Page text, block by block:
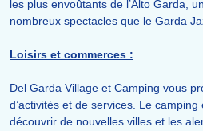
les plus envoûtants de l’Alto Garda,
nombreux spectacles que le Garda
Loisirs et commerces :
Del Garda Village et Camping vous
d’activités et de services. Le
découvrir de nouvelles villes et les